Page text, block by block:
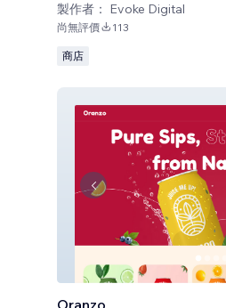
製作者： Evoke Digital
尚無評價 113
商店
Oranzo